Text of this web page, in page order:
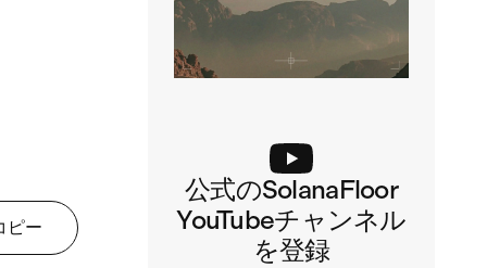
ピー
公式のSolanaFloor
YouTubeチャンネル
を登録